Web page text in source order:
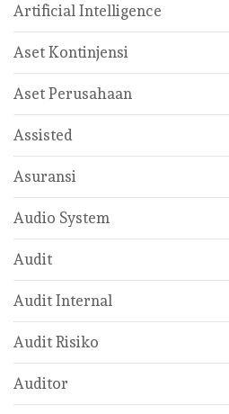
Artificial Intelligence
Aset Kontinjensi
Aset Perusahaan
Assisted
Asuransi
Audio System
Audit
Audit Internal
Audit Risiko
Auditor